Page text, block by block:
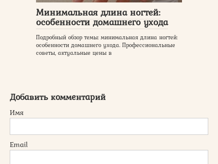
Минимальная длина ногтей:
особенности домашнего ухода
Подробный обзор темы: минимальная длина ногтей:
особенности домашнего ухода. Профессиональные
советы, актуальные цены в
Добавить комментарий
Имя
Email